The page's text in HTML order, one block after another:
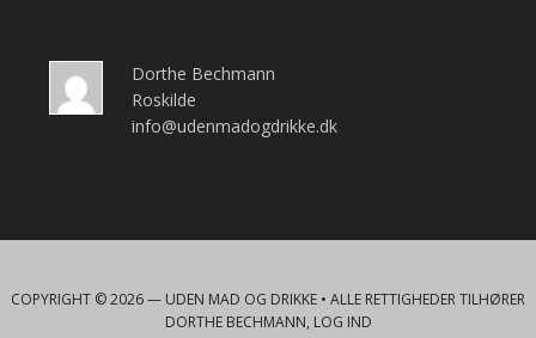
Dorthe Bechmann
Roskilde
info@udenmadogdrikke.dk
COPYRIGHT © 2026 — UDEN MAD OG DRIKKE • ALLE RETTIGHEDER TILHØRER
DORTHE BECHMANN, LOG IND